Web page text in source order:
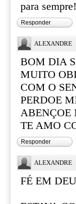
para
Responder
ALEXANDRE
BOM DIA
MUITO
COM O
PERDOE
TE AMO
Responder
ALEXANDRE
FÉ EM